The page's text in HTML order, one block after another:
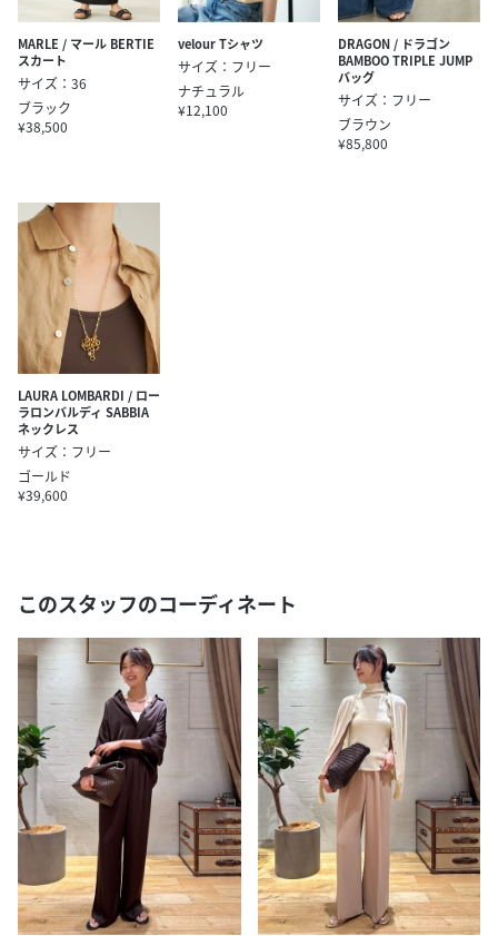
MARLE / マール BERTIE
スカート
サイズ：36
ブラック
¥38,500
velour Tシャツ
サイズ：フリー
ナチュラル
¥12,100
DRAGON / ドラゴン
BAMBOO TRIPLE JUMP
バッグ
サイズ：フリー
ブラウン
¥85,800
LAURA LOMBARDI / ロー
ラロンバルディ SABBIA
ネックレス
サイズ：フリー
ゴールド
¥39,600
このスタッフのコーディネート